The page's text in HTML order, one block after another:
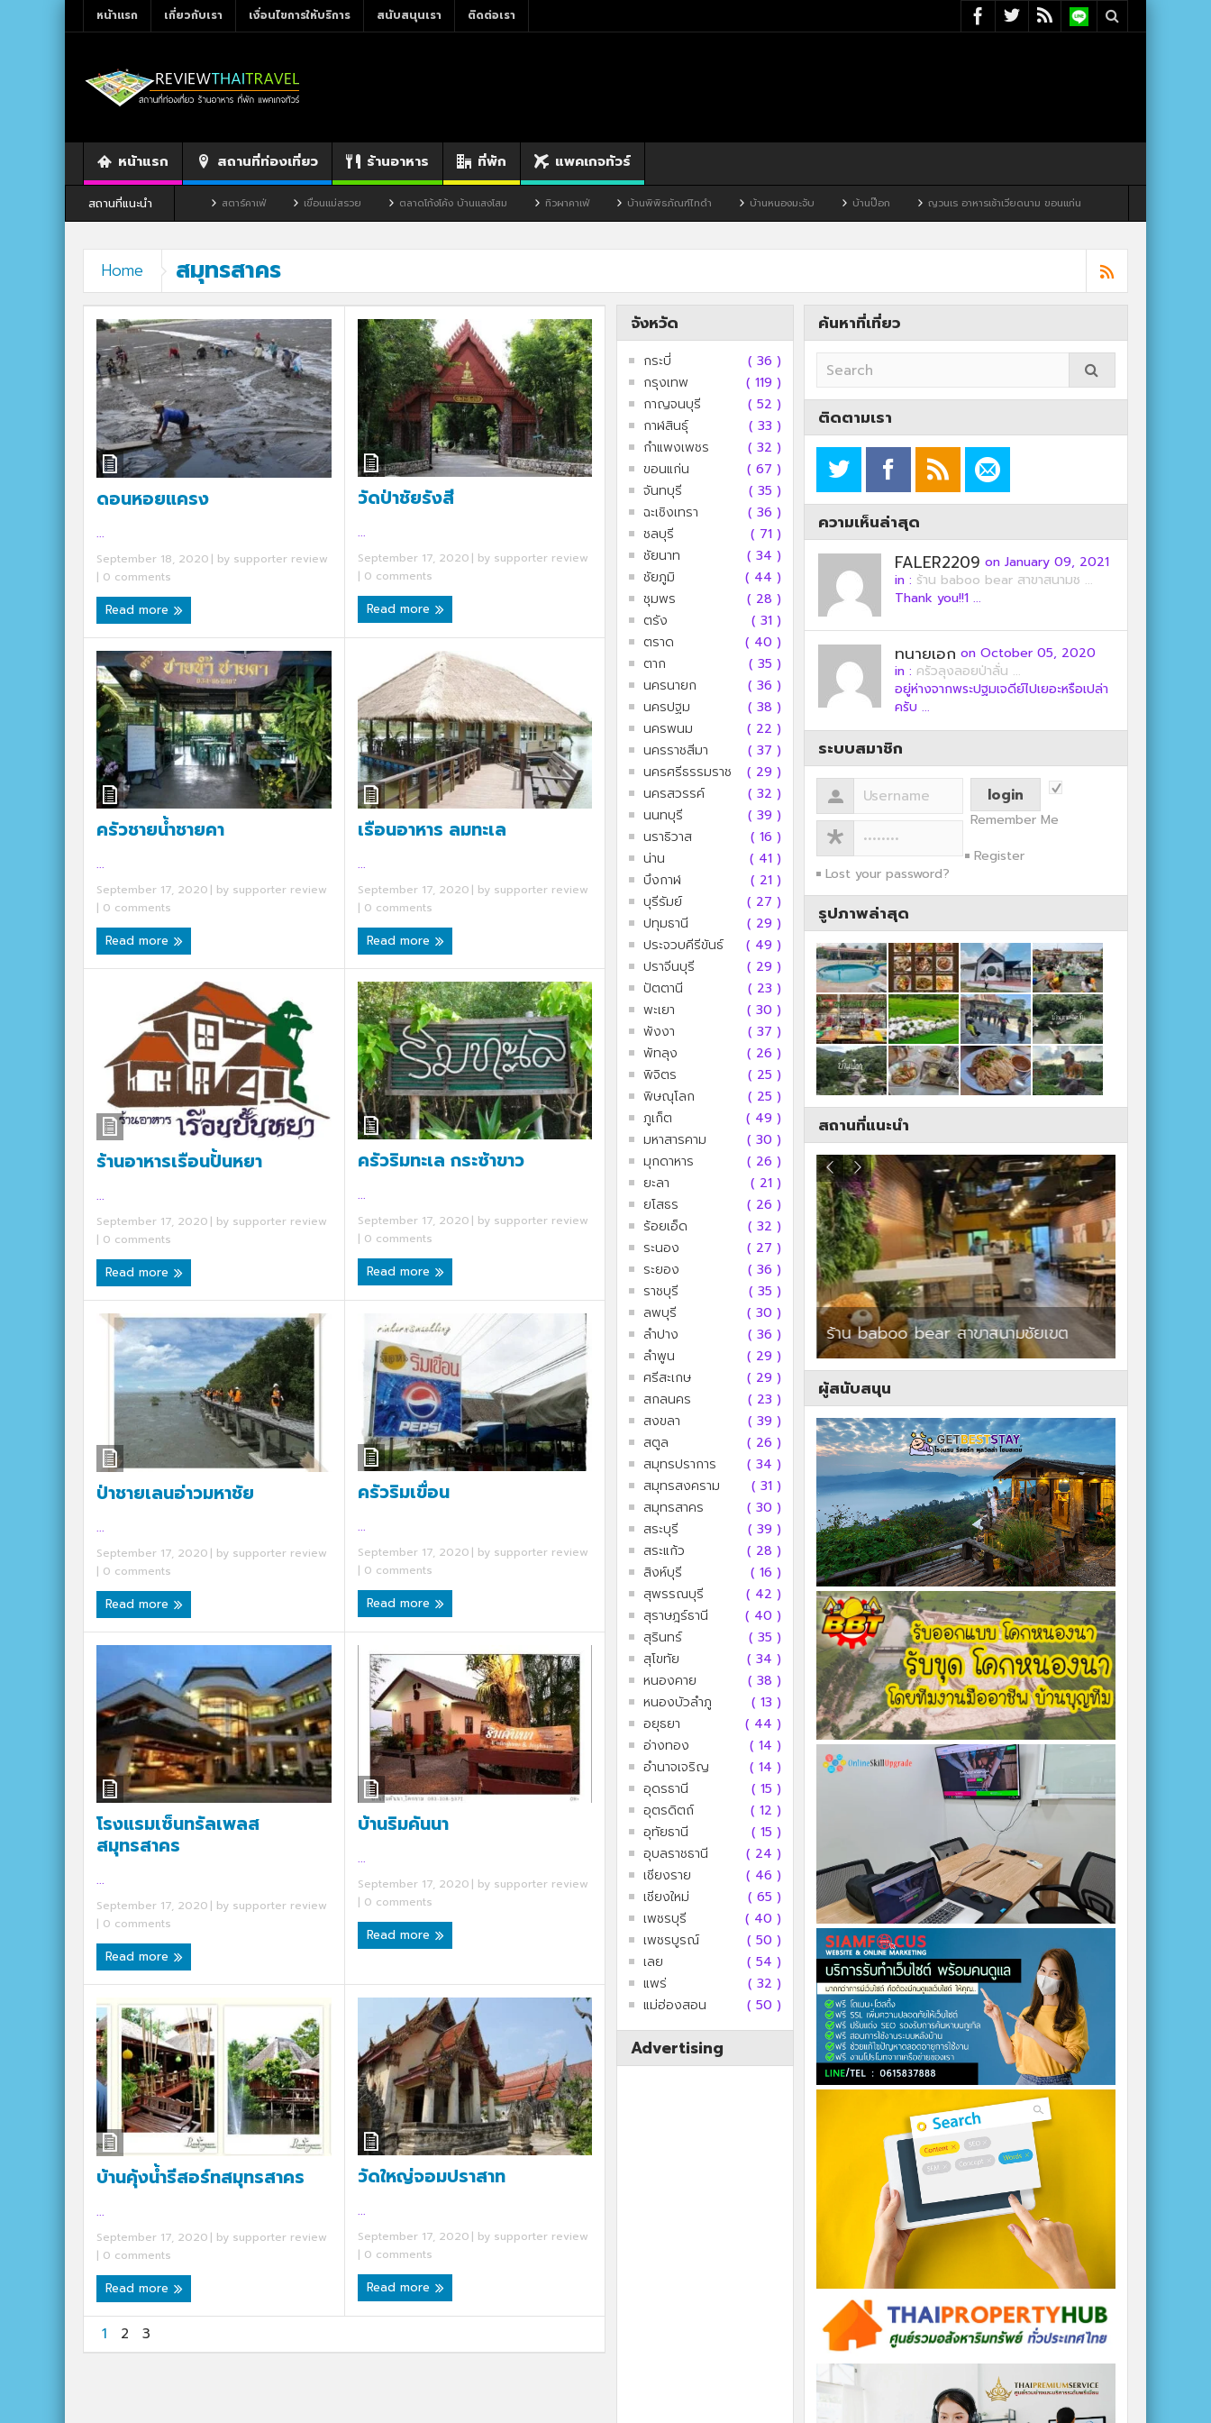
หน้าแรก เกี่ยวกับเรา เงื่อนไขการให้บริการ สนับสนุนเรา ติดต่อเรา
หน้าแรก สถานที่ท่องเที่ยว ร้านอาหาร ที่พัก แพคเกจทัวร์
สถานที่แนะนำ
ร้านอาหาร By แม่แฝด สตาร์คาเฟ่ เขื่อนแม่สรวย ตลาดโก้งโค้ง บ้านแสงโสม ทิวผาคาเฟ่ บ้านพิพิธภัณฑ์ไทดำ บ้านหนองมะจับ บ้านป๊อก ญวนเร อาหารเช้าเวียดนาม ขอนแก่น
Home สมุทรสาคร
ดอนหอยแครง
...
September 18, 2020 | by supporter review
| 0 comments
Read more
วัดป่าชัยรังสี
...
September 17, 2020 | by supporter review
| 0 comments
Read more
ครัวชายน้ำชายคา
...
September 17, 2020 | by supporter review
| 0 comments
Read more
เรือนอาหาร ลมทะเล
...
September 17, 2020 | by supporter review
| 0 comments
Read more
ร้านอาหารเรือนปั้นหยา
...
September 17, 2020 | by supporter review
| 0 comments
Read more
ครัวริมทะเล กระซ้าขาว
...
September 17, 2020 | by supporter review
| 0 comments
Read more
ป่าชายเลนอ่าวมหาชัย
...
September 17, 2020 | by supporter review
| 0 comments
Read more
ครัวริมเขื่อน
...
September 17, 2020 | by supporter review
| 0 comments
Read more
โรงแรมเซ็นทรัลเพลส
สมุทรสาคร
...
September 17, 2020 | by supporter review
| 0 comments
Read more
บ้านริมคันนา
...
September 17, 2020 | by supporter review
| 0 comments
Read more
บ้านคุ้งน้ำรีสอร์ทสมุทรสาคร
...
September 17, 2020 | by supporter review
| 0 comments
Read more
วัดใหญ่จอมปราสาท
...
September 17, 2020 | by supporter review
| 0 comments
Read more
1 2 3
จังหวัด
กระบี่
( 36 )
กรุงเทพ
( 119 )
กาญจนบุรี
( 52 )
กาฬสินธุ์
( 33 )
กำแพงเพชร
( 32 )
ขอนแก่น
( 67 )
จันทบุรี
( 35 )
ฉะเชิงเทรา
( 36 )
ชลบุรี
( 71 )
ชัยนาท
( 34 )
ชัยภูมิ
( 44 )
ชุมพร
( 28 )
ตรัง
( 31 )
ตราด
( 40 )
ตาก
( 35 )
นครนายก
( 36 )
นครปฐม
( 38 )
นครพนม
( 22 )
นครราชสีมา
( 37 )
นครศรีธรรมราช
( 29 )
นครสวรรค์
( 32 )
นนทบุรี
( 39 )
นราธิวาส
( 16 )
น่าน
( 41 )
บึงกาฬ
( 21 )
บุรีรัมย์
( 27 )
ปทุมธานี
( 29 )
ประจวบคีรีขันธ์
( 49 )
ปราจีนบุรี
( 29 )
ปัตตานี
( 23 )
พะเยา
( 30 )
พังงา
( 37 )
พัทลุง
( 26 )
พิจิตร
( 25 )
พิษณุโลก
( 25 )
ภูเก็ต
( 49 )
มหาสารคาม
( 30 )
มุกดาหาร
( 26 )
ยะลา
( 21 )
ยโสธร
( 26 )
ร้อยเอ็ด
( 32 )
ระนอง
( 27 )
ระยอง
( 36 )
ราชบุรี
( 35 )
ลพบุรี
( 30 )
ลำปาง
( 36 )
ลำพูน
( 29 )
ศรีสะเกษ
( 29 )
สกลนคร
( 23 )
สงขลา
( 39 )
สตูล
( 26 )
สมุทรปราการ
( 34 )
สมุทรสงคราม
( 31 )
สมุทรสาคร
( 30 )
สระบุรี
( 39 )
สระแก้ว
( 28 )
สิงห์บุรี
( 16 )
สุพรรณบุรี
( 42 )
สุราษฎร์ธานี
( 40 )
สุรินทร์
( 35 )
สุโขทัย
( 34 )
หนองคาย
( 38 )
หนองบัวลำภู
( 13 )
อยุธยา
( 44 )
อ่างทอง
( 14 )
อำนาจเจริญ
( 14 )
อุดรธานี
( 15 )
อุตรดิตถ์
( 12 )
อุทัยธานี
( 15 )
อุบลราชธานี
( 24 )
เชียงราย
( 46 )
เชียงใหม่
( 65 )
เพชรบุรี
( 40 )
เพชรบูรณ์
( 50 )
เลย
( 54 )
แพร่
( 32 )
แม่ฮ่องสอน
( 50 )
Advertising
ค้นหาที่เที่ยว
ติดตามเรา
ความเห็นล่าสุด
FALER2209 on January 09, 2021
in : ร้าน baboo bear สาขาสนามช ...
Thank you!!1 ...
ทนายเอก on October 05, 2020
in : ครัวลุงลอยป่าลั่น ...
อยู่ห่างจากพระปฐมเจดีย์ไปเยอะหรือเปล่า
ครับ ...
ระบบสมาชิก
Remember Me
Register
Lost your password?
รูปภาพล่าสุด
สถานที่แนะนำ
ครัวลุงลอยป่าลั่น ร้าน baboo bear สาขาสนามชัยเขต
ผู้สนับสนุน